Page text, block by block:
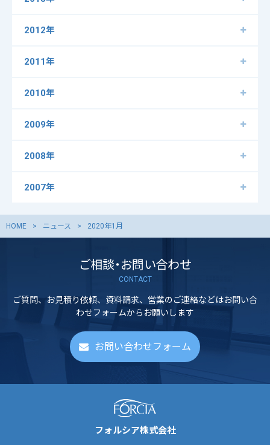
2012年
2011年
2010年
2009年
2008年
2007年
HOME ニュース 2020年1月
ご相談・お問い合わせ
CONTACT
ご質問、お見積り依頼、資料請求、営業のご連絡などはお問い合
わせフォームからお願いします
お問い合わせフォーム
フォルシア株式会社